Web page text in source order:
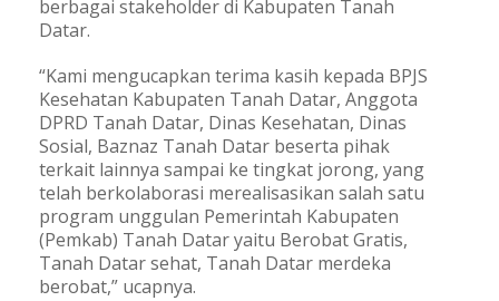
berbagai stakeholder di Kabupaten Tanah
Datar.
“Kami mengucapkan terima kasih kepada BPJS
Kesehatan Kabupaten Tanah Datar, Anggota
DPRD Tanah Datar, Dinas Kesehatan, Dinas
Sosial, Baznaz Tanah Datar beserta pihak
terkait lainnya sampai ke tingkat jorong, yang
telah berkolaborasi merealisasikan salah satu
program unggulan Pemerintah Kabupaten
(Pemkab) Tanah Datar yaitu Berobat Gratis,
Tanah Datar sehat, Tanah Datar merdeka
berobat,” ucapnya.